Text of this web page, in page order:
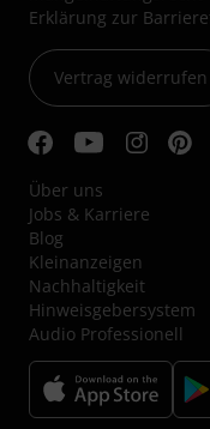
Erklärung zur
Vertrag widerrufen
Über uns
Jobs & Karriere
Blog
Kleinanzeigen
Nachhaltigkeit
Hinweisgebersystem
Audio Professionell